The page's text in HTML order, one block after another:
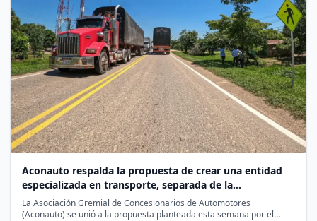
Aconauto respalda la propuesta de crear una entidad
especializada en transporte, separada de la
infraestructura vial
La Asociación Gremial de Concesionarios de Automotores
(Aconauto) se unió a la propuesta planteada esta semana por el…